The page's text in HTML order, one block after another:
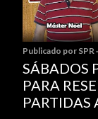
Publicado por SPR
SÁBADOS
PARA
PARTIDAS